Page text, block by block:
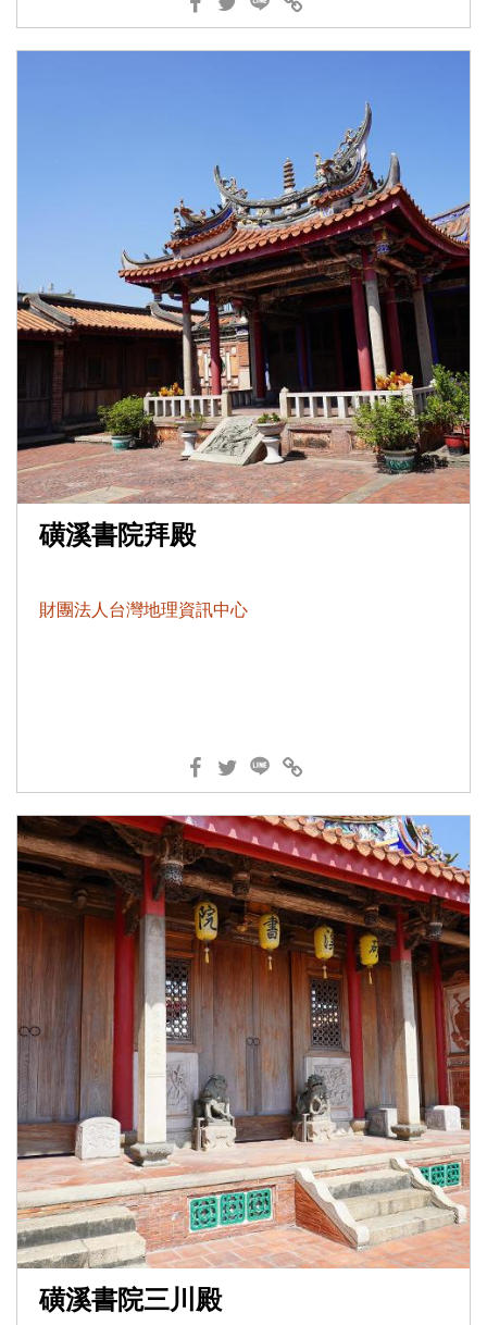
磺溪書院拜殿
財團法人台灣地理資訊中心
磺溪書院三川殿